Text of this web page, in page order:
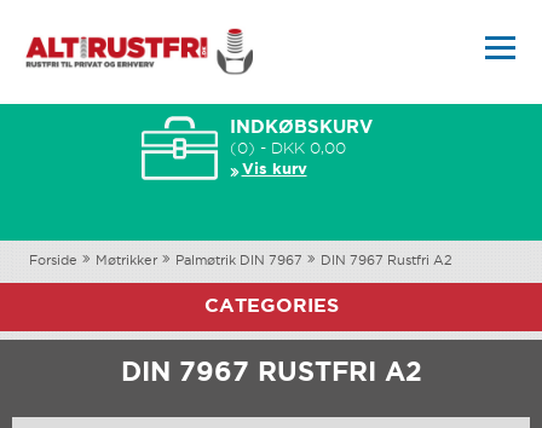
INDKØBSKURV
(0) - DKK 0,00
Vis kurv
Forside Møtrikker Palmøtrik DIN 7967 DIN 7967 Rustfri A2
CATEGORIES
DIN 7967 RUSTFRI A2